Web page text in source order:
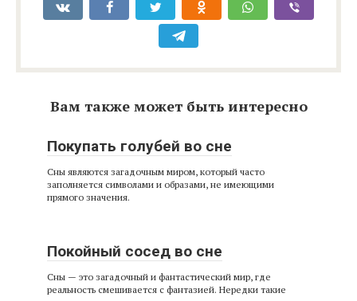
Вам также может быть интересно
Покупать голубей во сне
Сны являются загадочным миром, который часто
заполняется символами и образами, не имеющими
прямого значения.
Покойный сосед во сне
Сны — это загадочный и фантастический мир, где
реальность смешивается с фантазией. Нередки такие